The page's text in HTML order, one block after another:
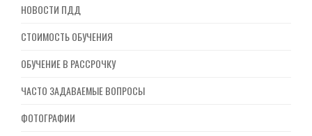
НОВОСТИ ПДД
СТОИМОСТЬ ОБУЧЕНИЯ
ОБУЧЕНИЕ В РАССРОЧКУ
ЧАСТО ЗАДАВАЕМЫЕ ВОПРОСЫ
ФОТОГРАФИИ